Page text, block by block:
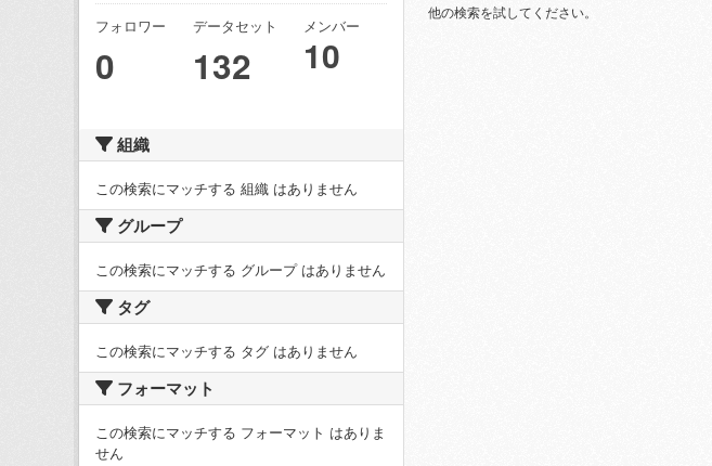
フォロワー
0
データセット
132
メンバー
10
組織
この検索にマッチする 組織 はありません
グループ
この検索にマッチする グループ はありません
タグ
この検索にマッチする タグ はありません
フォーマット
この検索にマッチする フォーマット はありま
せん
他の検索を試してください。